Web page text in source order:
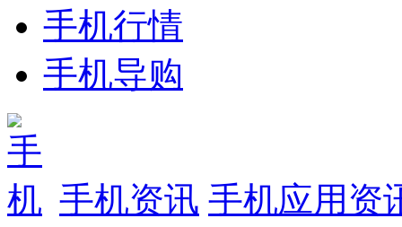
手机行情
手机导购
手机资讯 手机应用资